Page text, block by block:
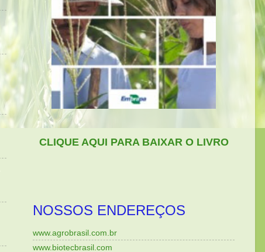
CLIQUE AQUI PARA BAIXAR O LIVRO
NOSSOS ENDEREÇOS
www.agrobrasil.com.br
www.biotecbrasil.com